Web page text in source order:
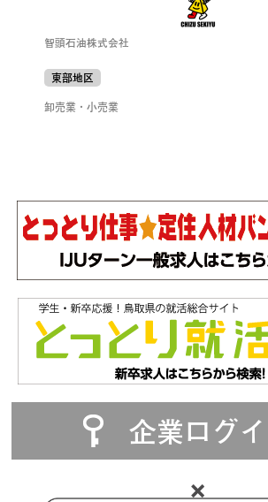
智頭石油株式会社
東部地区
卸売業・小売業
企業ログ